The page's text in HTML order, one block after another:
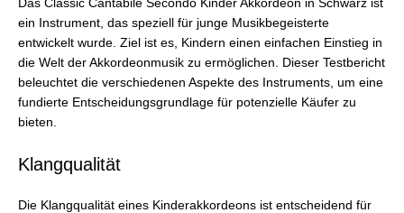
Das Classic Cantabile Secondo Kinder Akkordeon in Schwarz ist
ein Instrument, das speziell für junge Musikbegeisterte
entwickelt wurde. Ziel ist es, Kindern einen einfachen Einstieg in
die Welt der Akkordeonmusik zu ermöglichen. Dieser Testbericht
beleuchtet die verschiedenen Aspekte des Instruments, um eine
fundierte Entscheidungsgrundlage für potenzielle Käufer zu
bieten.
Klangqualität
Die Klangqualität eines Kinderakkordeons ist entscheidend für